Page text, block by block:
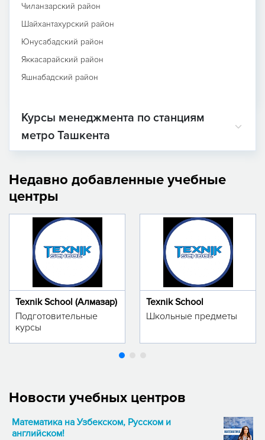
Чиланзарский район
Шайхантахурский район
Юнусабадский район
Яккасарайский район
Яшнабадский район
Курсы менеджмента по станциям
метро Ташкента
Недавно добавленные учебные
центры
Texnik School (Алмазар)
Подготовительные
курсы
Texnik School
Школьные предметы
Новости учебных центров
Математика на Узбекском, Русском и
английском!